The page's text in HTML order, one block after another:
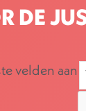
DE
velden aan